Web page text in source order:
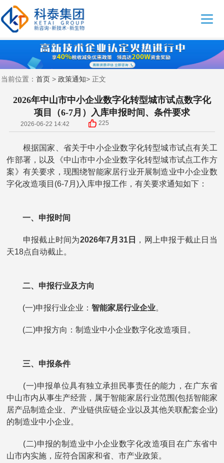
当前位置： 首页 > 政策通知> 正文
2026年中山市中小企业数字化转型城市试点数字化
项目（6-7月）入库申报时间、条件要求
2026-06-22 14:42 225
根据国家、省关于中小企业数字化转型城市试点有关工
作部署，以及《中山市中小企业数字化转型城市试点工作方
案》有关要求，现围绕智能家居行业开展制造业中小企业数
字化改造项目(6-7月)入库申报工作，有关要求通知如下：
一、申报时间
申报截止时间为2026年7月31日
，网上申报于截止日当
天18点自动截止。
二、申报行业及方向
(一)申报行业企业：智能家居行业企业。
(二)申报方向：制造业中小企业数字化改造项目。
三、申报条件
(一)申报单位具有独立承担民事责任的能力，在广东省
中山市内从事生产经营，属于智能家居行业范围(包括智能家
居产品制造企业、产业链供应链企业以及其他关联配套企业)
的制造业中小企业。
(二)申报的制造业中小企业数字化改造项目在广东省中
山市内实施，应符合国家和省、市产业政策。